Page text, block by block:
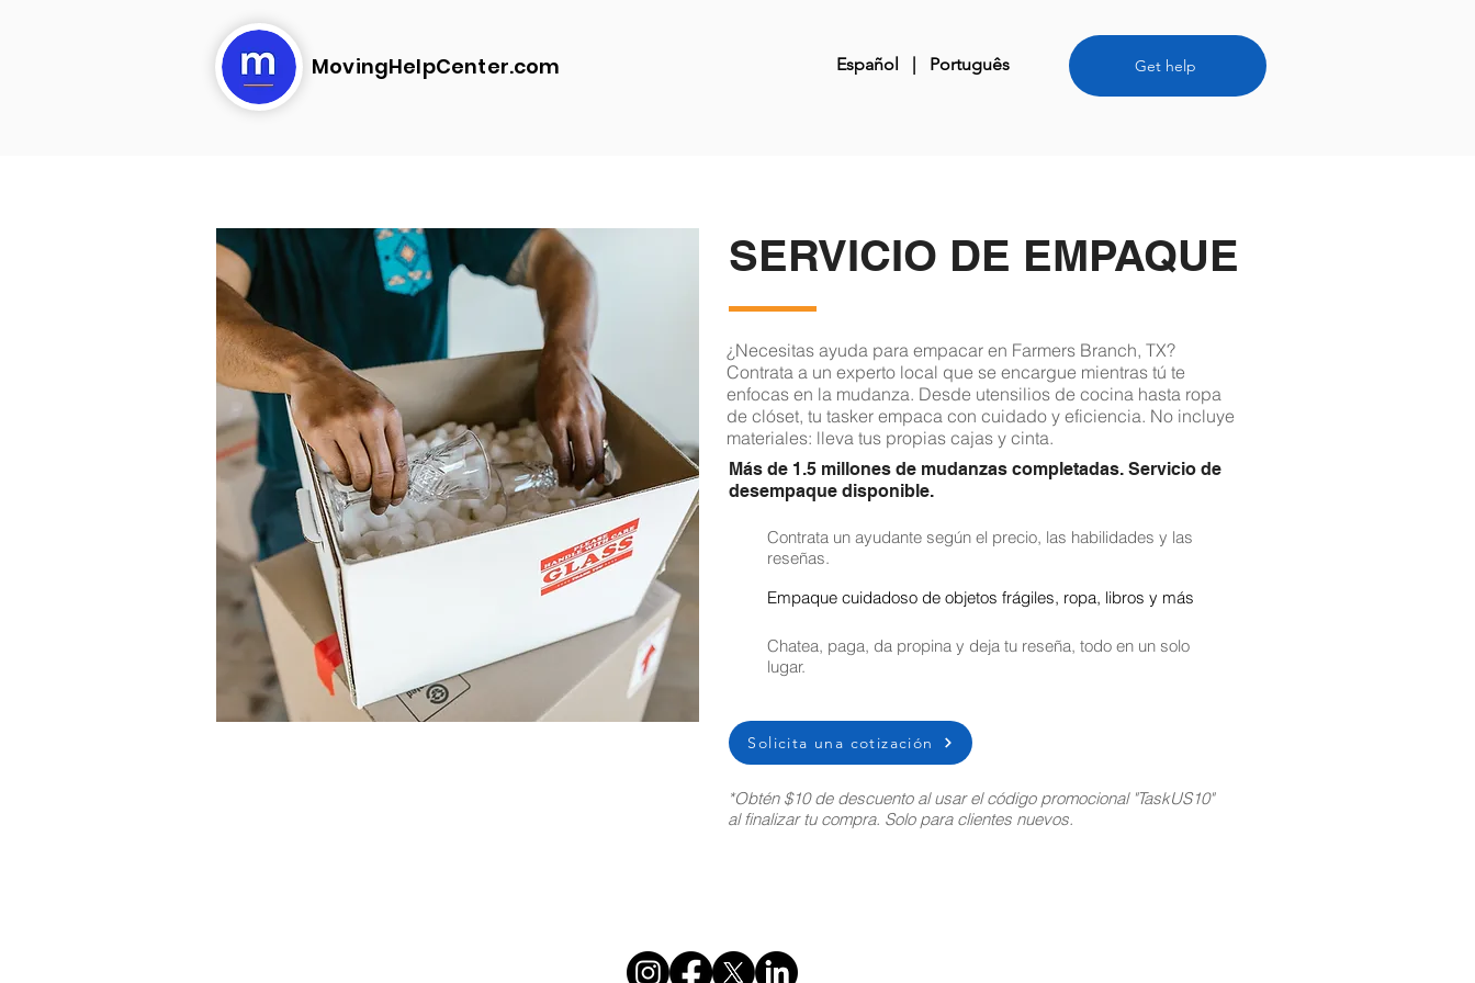
MovingHelpCenter.com Español | Português Get help
SERVICIO DE EMPAQUE
¿Necesitas ayuda para empacar en Farmers Branch, TX?
Contrata a un experto local que se encargue mientras tú te
enfocas en la mudanza. Desde utensilios de cocina hasta ropa
de clóset, tu tasker empaca con cuidado y eficiencia. No incluye
materiales: lleva tus propias cajas y cinta.
Más de 1.5 millones de mudanzas completadas. Servicio de
desempaque disponible.
Contrata un ayudante según el precio, las habilidades y las
reseñas.
Empaque cuidadoso de objetos frágiles, ropa, libros y más
Chatea, paga, da propina y deja tu reseña, todo en un solo
lugar.
Solicita una cotización
*Obtén $10 de descuento al usar el código promocional "TaskUS10"
al finalizar tu compra. Solo para clientes nuevos.